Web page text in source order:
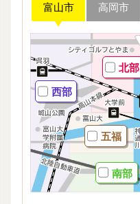
富山市 高岡市
北部
西部
南部
五福